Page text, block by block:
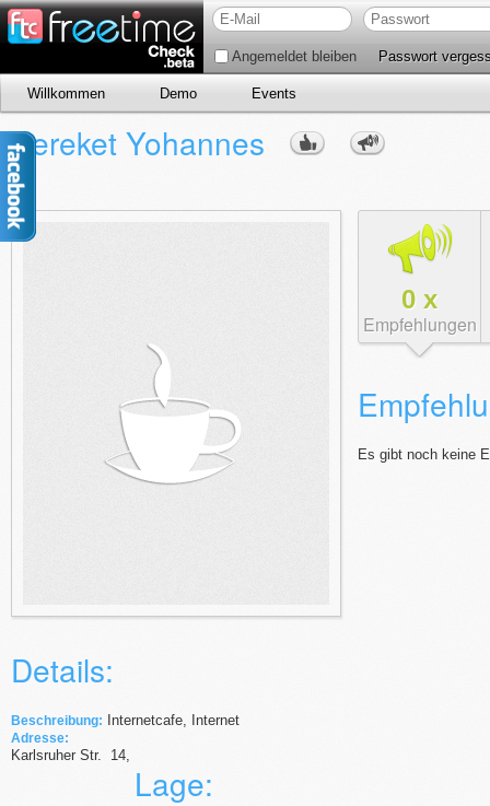
Angemeldet bleiben Passwort
Willkommen Demo Events
Bereket Yohannes
Details:
Beschreibung: Internetcafe, Internet
Adresse:
Karlsruher Str. 14,
Lage:
0 x
Empfehlungen
Es gibt noch keine